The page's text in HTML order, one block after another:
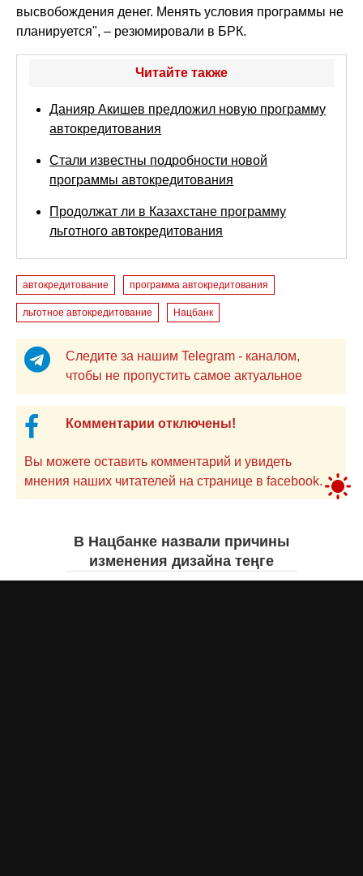
высвобождения денег. Менять условия программы не
планируется", – резюмировали в БРК.
Читайте также
Данияр Акишев предложил новую программу
автокредитования
Стали известны подробности новой
программы автокредитования
Продолжат ли в Казахстане программу
льготного автокредитования
автокредитование программа автокредитования
льготное автокредитование Нацбанк
Следите за нашим Telegram - каналом,
чтобы не пропустить самое актуальное
Комментарии отключены!
Вы можете оставить комментарий и увидеть
мнения наших читателей на странице в facebook.
В Нацбанке назвали причины
изменения дизайна теңге